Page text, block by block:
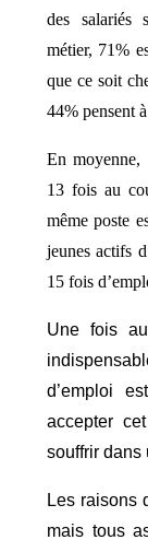
des salariés
métier, 71%
que ce soit
44% pensent
En moyenne,
13 fois au
même poste
jeunes actifs
15 fois
Une fois
d’emploi
accepter
souffrir dans
Les raisons
mais tous